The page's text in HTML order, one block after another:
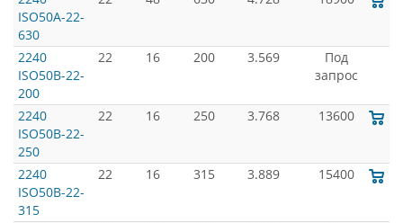
ISO50A-22-
630
2240
ISO50B-22-
200
22 16 200 3.569
Под
запрос
2240
ISO50B-22-
250
22 16 250 3.768 13600
2240
ISO50B-22-
315
22 16 315 3.889 15400